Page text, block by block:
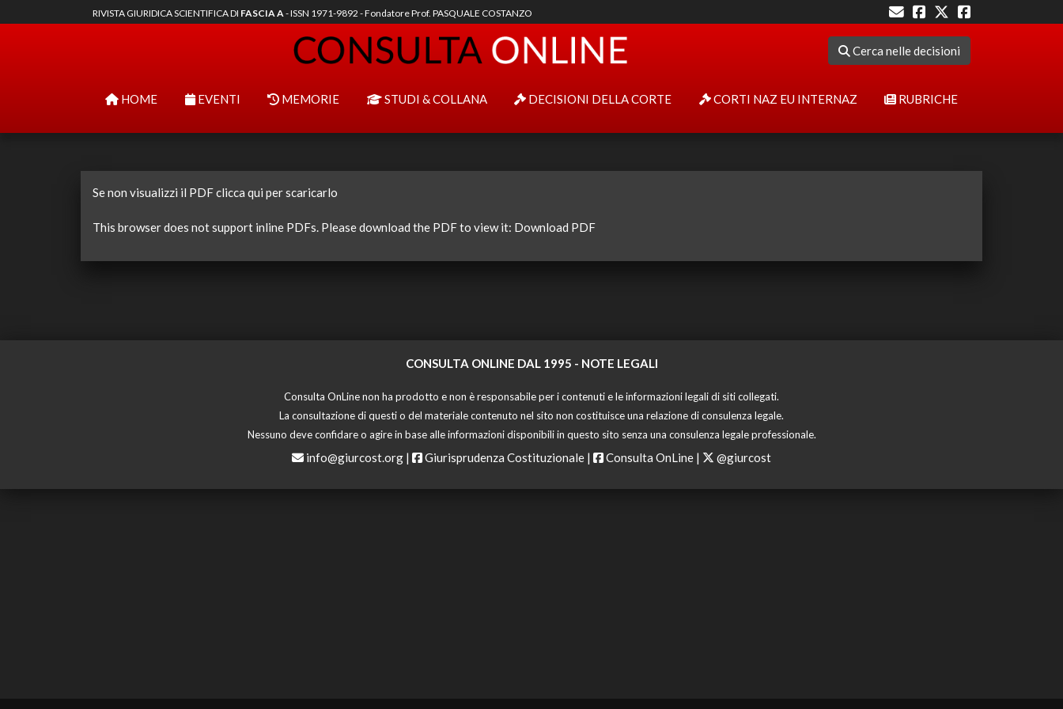
RIVISTA GIURIDICA SCIENTIFICA DI FASCIA A- ISSN 1971-9892 - Fondatore Prof. PASQUALE COSTANZO
Cerca nelle decisioni
HOME EVENTI MEMORIE STUDI & COLLANA DECISIONI DELLA CORTE CORTI NAZ EU INTERNAZ RUBRICHE
Se non visualizzi il PDF clicca qui per scaricarlo
This browser does not support inline PDFs. Please download the PDF to view it: Download PDF
CONSULTA ONLINE DAL 1995 - NOTE LEGALI
Consulta OnLine non ha prodotto e non è responsabile per i contenuti e le informazioni legali di siti collegati.
La consultazione di questi o del materiale contenuto nel sito non costituisce una relazione di consulenza legale.
Nessuno deve confidare o agire in base alle informazioni disponibili in questo sito senza una consulenza legale professionale.
info@giurcost.org | Giurisprudenza Costituzionale | Consulta OnLine | @giurcost